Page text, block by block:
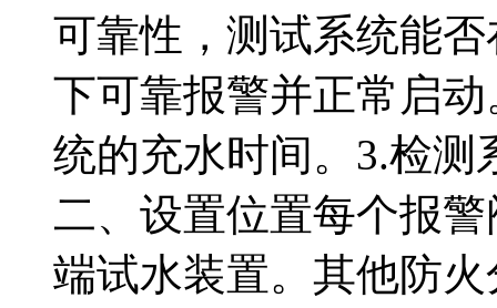
可靠性，测试系统能
下可靠报警并正常启
统的充水时间。3.检测
二、设置位置每个报
端试水装置。其他防